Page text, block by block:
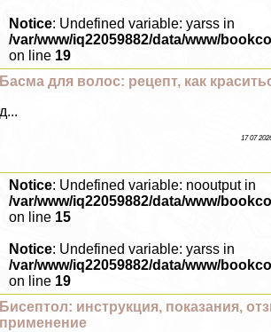
Notice: Undefined variable: yarss in
/var/www/iq22059882/data/www/
on line 19
Басма для волос: рецепт, как
д...
17 07
Notice: Undefined variable: nooutput in
/var/www/iq22059882/data/www/
on line 15
Notice: Undefined variable: yarss in
/var/www/iq22059882/data/www/
on line 19
Бисептол: инструкция, показания,
применение